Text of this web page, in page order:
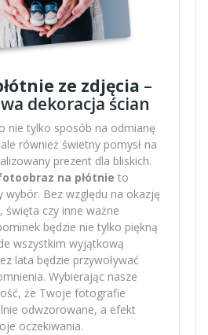
ze zdjęcia –
dekoracja ścian
nie tylko sposób na odmianę
również świetny pomysł na
prezent dla bliskich.
na płótnie to
wybór. Bez względu na okazję
święta czy inne ważne
będzie nie tylko piękną
wszystkim wyjątkową
lata będzie przywoływać
Wybierając nasze
że Twoje fotografie
odwzorowane, a efekt
oczekiwania.